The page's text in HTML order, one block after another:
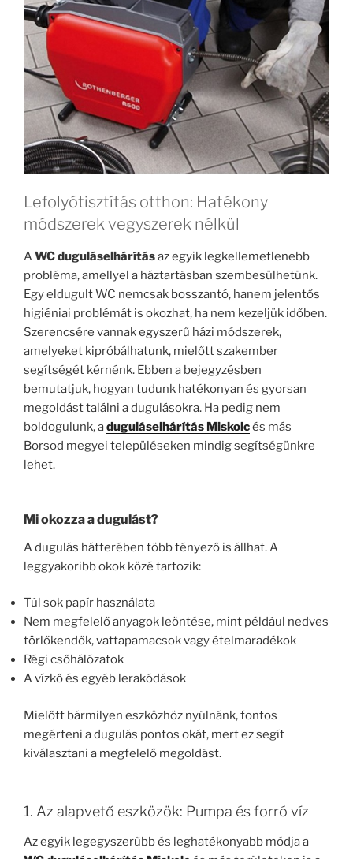
Lefolyótisztítás otthon: Hatékony
módszerek vegyszerek nélkül
AWC duguláselhárításaz egyik legkellemetlenebb
probléma, amellyel a háztartásban szembesülhetünk.
Egy eldugult WC nemcsak bosszantó, hanem jelentős
higiéniai problémát is okozhat, ha nem kezeljük időben.
Szerencsére vannak egyszerű házi módszerek,
amelyeket kipróbálhatunk, mielőtt szakember
segítségét kérnénk. Ebben a bejegyzésben
bemutatjuk, hogyan tudunk hatékonyan és gyorsan
megoldást találni a dugulásokra. Ha pedig nem
boldogulunk, aduguláselhárítás Miskolcés más
Borsod megyei településeken mindig segítségünkre
lehet.
Mi okozza a dugulást?
A dugulás hátterében több tényező is állhat. A
leggyakoribb okok közé tartozik:
Túl sok papír használata
Nem megfelelő anyagok leöntése, mint például nedves
törlőkendők, vattapamacsok vagy ételmaradékok
Régi csőhálózatok
A vízkő és egyéb lerakódások
Mielőtt bármilyen eszközhöz nyúlnánk, fontos
megérteni a dugulás pontos okát, mert ez segít
kiválasztani a megfelelő megoldást.
1. Az alapvető eszközök: Pumpa és forró víz
Az egyik legegyszerűbb és leghatékonyabb módja a